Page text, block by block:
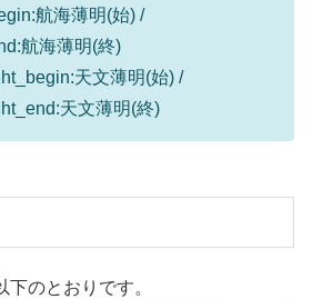
航海薄明(始) /
航海薄明(終)
天文薄明(始) /
天文薄明(終)
のとおりです。